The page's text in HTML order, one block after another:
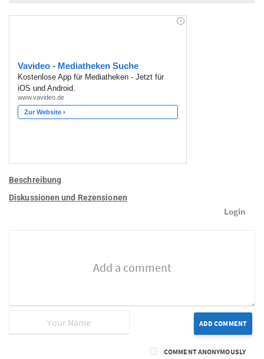
Beschreibung
Diskussionen und Rezensionen
Login
ADD COMMENT
COMMENT ANONYMOUSLY